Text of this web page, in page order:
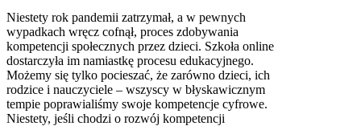
Niestety rok pandemii zatrzymał, a w pewnych
wypadkach wręcz cofnął, proces zdobywania
kompetencji społecznych przez dzieci. Szkoła online
dostarczyła im namiastkę procesu edukacyjnego.
Możemy się tylko pocieszać, że zarówno dzieci, ich
rodzice i nauczyciele – wszyscy w błyskawicznym
tempie poprawialiśmy swoje kompetencje cyfrowe.
Niestety, jeśli chodzi o rozwój kompetencji